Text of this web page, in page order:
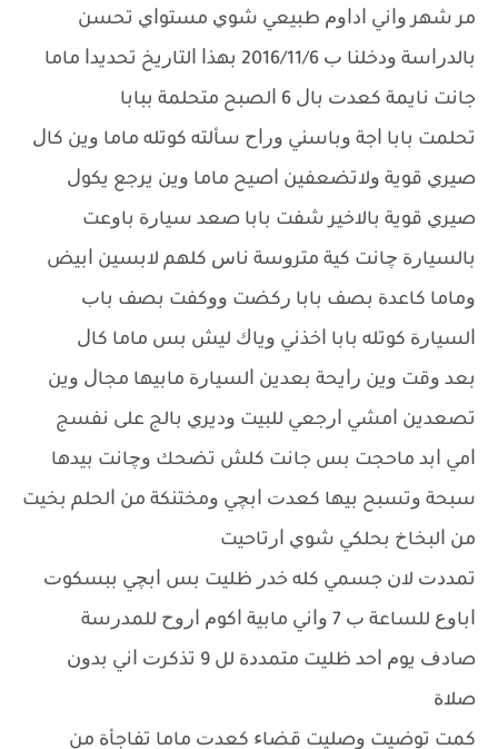
ﻣﺮ ﺷﻬﺮ ﻭﺍﻧﻲ ﺍﺩﺍﻭﻡ ﻃﺒﻴﻌﻲ ﺷﻮﻱ ﻣﺴﺘﻮﺍﻱ ﺗﺤﺴﻦ
ﺑﺎﻟﺪﺭﺍﺳﺔ ﻭﺩﺧﻠﻨﺎ ﺏ 2016/11/6 ﺑﻬﺬﺍ ﺍﻟﺘﺎﺭﻳﺦ ﺗﺤﺪﻳﺪﺍ ﻣﺎﻣﺎ
ﺟﺎﻧﺖ ﻧﺎﻳﻤﺔ ﻛﻌﺪﺕ ﺑﺎﻝ 6 ﺍﻟﺼﺒﺢ ﻣﺘﺤﻠﻤﺔ ﺑﺒﺎﺑﺎ
ﺗﺤﻠﻤﺖ ﺑﺎﺑﺎ ﺍﺟﺔ ﻭﺑﺎﺳﻨﻲ ﻭﺭﺍﺡ ﺳﺄﻟﺘﻪ ﻛﻮﺗﻠﻪ ﻣﺎﻣﺎ ﻭﻳﻦ ﻛﺎﻝ
ﺻﻴﺮﻱ ﻗﻮﻳﺔ ﻭﻻﺗﻀﻌﻔﻴﻦ ﺍﺻﻴﺢ ﻣﺎﻣﺎ ﻭﻳﻦ ﻳﺮﺟﻊ ﻳﻜﻮﻝ
ﺻﻴﺮﻱ ﻗﻮﻳﺔ ﺑﺎﻻﺧﻴﺮ ﺷﻔﺖ ﺑﺎﺑﺎ ﺻﻌﺪ ﺳﻴﺎﺭﺓ ﺑﺎﻭﻋﺖ
ﺑﺎﻟﺴﻴﺎﺭﺓ ﭼﺎﻧﺖ ﻛﻴﺔ ﻣﺘﺮﻭﺳﺔ ﻧﺎﺱ ﻛﻠﻬﻢ ﻻﺑﺴﻴﻦ ﺍﺑﻴﺾ
ﻭﻣﺎﻣﺎ ﻛﺎﻋﺪﺓ ﺑﺼﻒ ﺑﺎﺑﺎ ﺭﻛﻀﺖ ﻭﻭﻛﻔﺖ ﺑﺼﻒ ﺑﺎﺏ
ﺍﻟﺴﻴﺎﺭﺓ ﻛﻮﺗﻠﻪ ﺑﺎﺑﺎ ﺍﺧﺬﻧﻲ ﻭﻳﺎﻙ ﻟﻴﺶ ﺑﺲ ﻣﺎﻣﺎ ﻛﺎﻝ
ﺑﻌﺪ ﻭﻗﺖ ﻭﻳﻦ ﺭﺍﻳﺤﺔ ﺑﻌﺪﻳﻦ ﺍﻟﺴﻴﺎﺭﺓ ﻣﺎﺑﻴﻬﺎ ﻣﺠﺎﻝ ﻭﻳﻦ
ﺗﺼﻌﺪﻳﻦ ﺍﻣﺸﻲ ﺍﺭﺟﻌﻲ ﻟﻠﺒﻴﺖ ﻭﺩﻳﺮﻱ ﺑﺎﻟﺞ ﻋﻠﻰ ﻧﻔﺴﺞ
ﺍﻣﻲ ﺍﺑﺪ ﻣﺎﺣﺠﺖ ﺑﺲ ﺟﺎﻧﺖ ﻛﻠﺶ ﺗﻀﺤﻚ ﻭﭼﺎﻧﺖ ﺑﻴﺪﻫﺎ
ﺳﺒﺤﺔ ﻭﺗﺴﺒﺢ ﺑﻴﻬﺎ ﻛﻌﺪﺕ ﺍﺑﭽﻲ ﻭﻣﺨﺘﻨﻜﺔ ﻣﻦ ﺍﻟﺤﻠﻢ ﺑﺨﻴﺖ
ﻣﻦ ﺍﻟﺒﺨﺎﺥ ﺑﺤﻠﻜﻲ ﺷﻮﻱ ﺍﺭﺗﺎﺣﻴﺖ
ﺗﻤﺪﺩﺕ ﻻﻥ ﺟﺴﻤﻲ ﻛﻠﻪ ﺧﺪﺭ ﻇﻠﻴﺖ ﺑﺲ ﺍﺑﭽﻲ ﺑﺒﺴﻜﻮﺕ
ﺍﺑﺎﻭﻉ ﻟﻠﺴﺎﻋﺔ ﺏ 7 ﻭﺍﻧﻲ ﻣﺎﺑﻴﺔ ﺍﻛﻮﻡ ﺍﺭﻭﺡ ﻟﻠﻤﺪﺭﺳﺔ
ﺻﺎﺩﻑ ﻳﻮﻡ ﺍﺣﺪ ﻇﻠﻴﺖ ﻣﺘﻤﺪﺩﺓ ﻟﻞ 9 ﺗﺬﻛﺮﺕ ﺍﻧﻲ ﺑﺪﻭﻥ
ﺻﻼﺓ
ﻛﻤﺖ ﺗﻮﺿﻴﺖ ﻭﺻﻠﻴﺖ ﻗﻀﺎﺀ ﻛﻌﺪﺕ ﻣﺎﻣﺎ ﺗﻔﺎﺟﺄﺓ ﻣﻦ